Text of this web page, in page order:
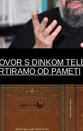
S DINKOM
OD PAMETI